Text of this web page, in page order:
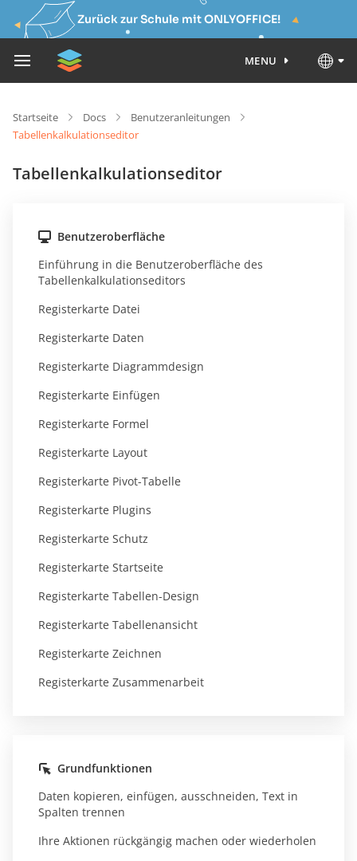
Zurück zur Schule mit ONLYOFFICE!
MENU
Startseite Docs
Benutzeranleitungen
Tabellenkalkulationseditor
Tabellenkalkulationseditor
Benutzeroberfläche
Einführung in die Benutzeroberfläche des
Tabellenkalkulationseditors
Registerkarte Datei
Registerkarte Daten
Registerkarte Diagrammdesign
Registerkarte Einfügen
Registerkarte Formel
Registerkarte Layout
Registerkarte Pivot-Tabelle
Registerkarte Plugins
Registerkarte Schutz
Registerkarte Startseite
Registerkarte Tabellen-Design
Registerkarte Tabellenansicht
Registerkarte Zeichnen
Registerkarte Zusammenarbeit
Grundfunktionen
Daten kopieren, einfügen, ausschneiden, Text in
Spalten trennen
Ihre Aktionen rückgängig machen oder wiederholen